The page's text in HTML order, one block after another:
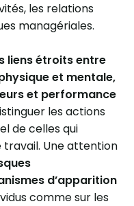
les relations
managériales.
liens étroits entre
et mentale,
et performance
les actions
de celles qui
Une attention
d’apparition
comme sur les